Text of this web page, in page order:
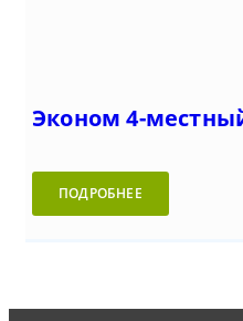
Эконом 4-
ПОДРОБНЕЕ